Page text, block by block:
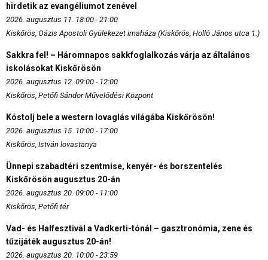
hirdetik az evangéliumot zenével
2026. augusztus 11. 18:00 - 21:00
Kiskőrös, Oázis Apostoli Gyülekezet imaháza (Kiskőrös, Holló János utca 1.)
Sakkra fel! – Háromnapos sakkfoglalkozás várja az általános
iskolásokat Kiskőrösön
2026. augusztus 12. 09:00 - 12:00
Kiskőrös, Petőfi Sándor Művelődési Központ
Kóstolj bele a western lovaglás világába Kiskőrösön!
2026. augusztus 15. 10:00 - 17:00
Kiskőrös, István lovastanya
Ünnepi szabadtéri szentmise, kenyér- és borszentelés
Kiskőrösön augusztus 20-án
2026. augusztus 20. 09:00 - 11:00
Kiskőrös, Petőfi tér
Vad- és Halfesztivál a Vadkerti-tónál – gasztronómia, zene és
tűzijáték augusztus 20-án!
2026. augusztus 20. 10:00 - 23:59